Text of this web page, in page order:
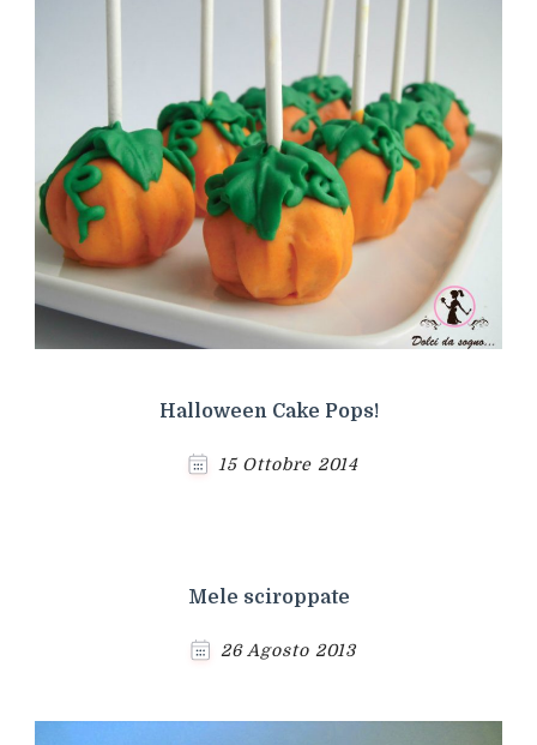
Halloween Cake Pops!
15 Ottobre 2014
Mele sciroppate
26 Agosto 2013